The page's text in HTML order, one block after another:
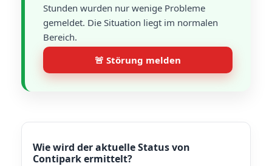
Stunden wurden nur wenige Probleme
gemeldet. Die Situation liegt im normalen
Bereich.
🚨 Störung melden
Wie wird der aktuelle Status von
Contipark ermittelt?